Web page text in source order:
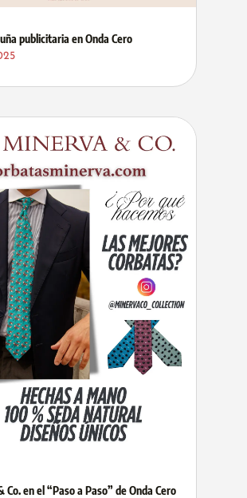
publicitaria en Onda Cero
en el “Paso a Paso” de Onda Cero